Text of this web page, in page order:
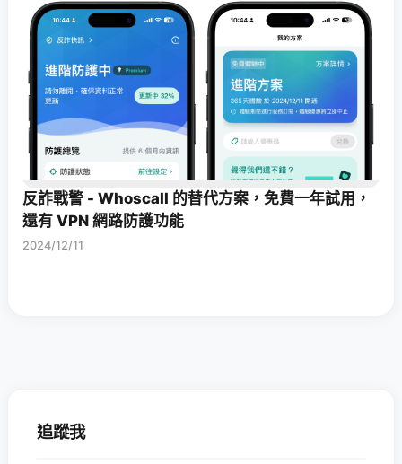
反詐戰警 - Whoscall 的替代方案，免費一年試用，
還有 VPN 網路防護功能
2024/12/11
追蹤我